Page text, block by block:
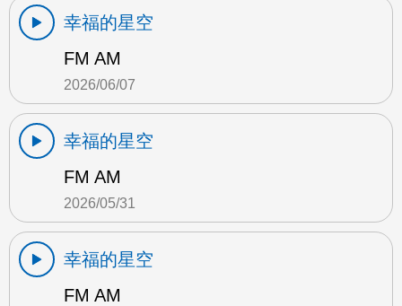
幸福的星空
FM AM
2026/06/07
幸福的星空
FM AM
2026/05/31
幸福的星空
FM AM